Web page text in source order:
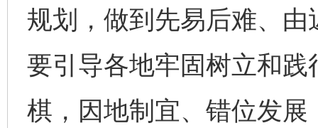
规划，做到先易后难、
要引导各地牢固树立和
棋，因地制宜、错位发展